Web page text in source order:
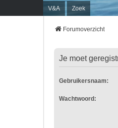
V&A Zoek
Forumoverzicht
Je moet
Gebruikersnaam:
Wachtwoord: